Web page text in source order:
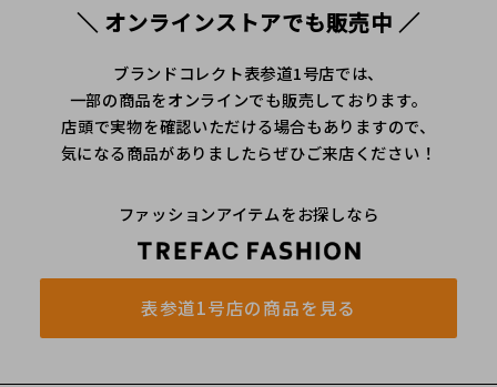
＼ オンラインストアでも販売中 ／
ブランドコレクト表参道1号店では、
一部の商品をオンラインでも販売しております。
店頭で実物を確認いただける場合もありますので、
気になる商品がありましたらぜひご来店ください！
ファッションアイテムをお探しなら
表参道1号店の商品を見る